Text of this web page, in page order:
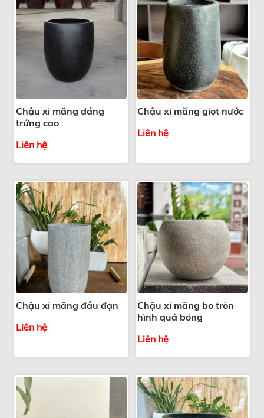
Chậu xi măng dáng
trứng cao
Liên hệ
Chậu xi măng giọt nước
Liên hệ
Chậu xi măng đầu đạn
Liên hệ
Chậu xi măng bo tròn
hình quả bóng
Liên hệ